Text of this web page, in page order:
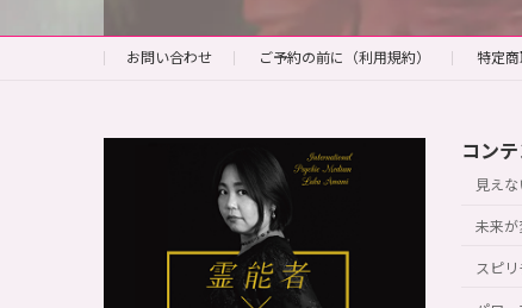
お問い合わせ ご予約の前に（利用規約） 特定
コン
見え
未来が
スピ